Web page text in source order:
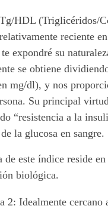
HDL (Triglicéridos/
reciente
expondré su
se obtiene
mg/dl), y nos
Su principal
“resistencia a la
la glucosa en sangre.
de este índice reside
biológica.
2: Idealmente cercano